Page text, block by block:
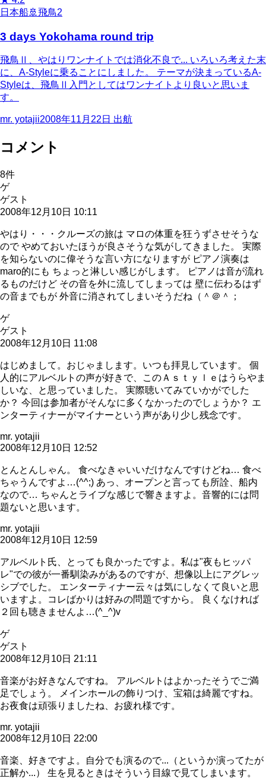
日本船🚢 飛鳥2
3 days Yokohama round trip
飛鳥Ⅱ、やはりワンナイトでは消化不良で... いろいろ考えた末
に、A-Styleに乗ることにしました。 テーマが決まっているA-
Styleは、飛鳥Ⅱ入門としてはワンナイトより良いと思いま
す。
mr. yotajii2008年11月22日 出航
コメント
8件
ゲ
ゲスト
2008年12月10日 10:11
やはり・・・クルーズの旅は マロの体重を狂うずさせそうな
ので やめておいたほうが良さそうな気がしてきました。 実際
を知らないのに偉そうな言い方になりますが ピアノ演奏は
maro的にも ちょっと淋しい感じがします。 ピアノは音が流れ
るものだけど その音を外に流してしまっては 壁に伝わるはず
の音までもが 外音に消されてしまいそうだね（＾＠＾；
ゲ
ゲスト
2008年12月10日 11:08
はじめまして。おじゃまします。いつも拝見しています。 個
人的にアルベルトの声が好きで、このＡｓｔｙｌｅはうらやま
しいな、と思っていました。 実際聴いてみていかがでした
か？ 今回は参加者がそんなに多くなかったのでしょうか？ エ
ンターティナーがマイナーという声があり少し残念です。
mr. yotajii
2008年12月10日 12:52
とんとんしゃん。 食べなきゃいいだけなんですけどね… 食べ
ちゃうんですよ…(^^;) あっ、オープンと言っても所詮、船内
なので… ちゃんとライブな感じで響きますよ。音響的には問
題ないと思います。
mr. yotajii
2008年12月10日 12:59
アルベルト氏、とっても良かったですよ。私は"夜もヒッパ
レ"での彼が一番馴染みがあるのですが、想像以上にアグレッ
シブでした。 エンターティナー云々は気にしなくて良いと思
いますよ。コレばかりは好みの問題ですから。 良くなければ
２回も聴きませんよ…(^_^)v
ゲ
ゲスト
2008年12月10日 21:11
音楽がお好きなんですね。 アルベルトはよかったそうでご満
足でしょう。 メインホールの飾りつけ、宝箱は綺麗ですね。
お夜食は頑張りましたね、お疲れ様です。
mr. yotajii
2008年12月10日 22:00
音楽、好きですよ。自分でも演るので...（というか演ってたが
正解か...） 生を見るときはそういう目線で見てしまいます。